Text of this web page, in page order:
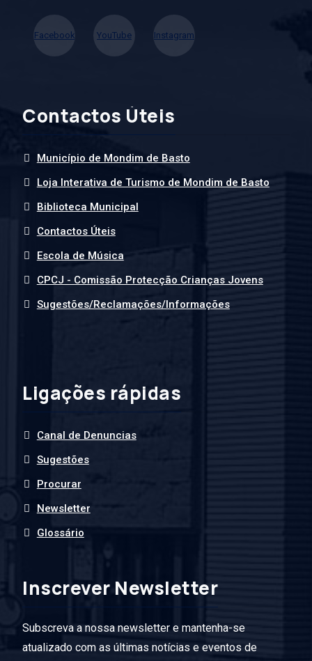
Facebook YouTube Instagram
Contactos Úteis
Município de Mondim de Basto
Loja Interativa de Turismo de Mondim de Basto
Biblioteca Municipal
Contactos Úteis
Escola de Música
CPCJ - Comissão Protecção Crianças Jovens
Sugestões/Reclamações/Informações
Ligações rápidas
Canal de Denuncias
Sugestões
Procurar
Newsletter
Glossário
Inscrever Newsletter
Subscreva a nossa newsletter e mantenha-se
atualizado com as últimas notícias e eventos de